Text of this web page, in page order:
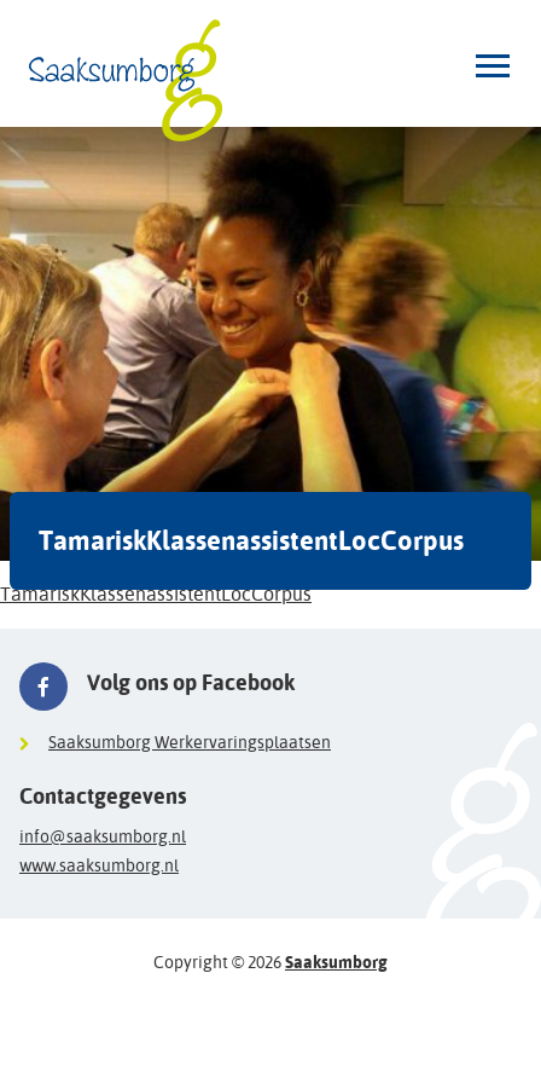
TamariskKlassenassistentLocCorpus
TamariskKlassenassistentLocCorpus
Volg ons op Facebook
Saaksumborg Werkervaringsplaatsen
Contactgegevens
info@saaksumborg.nl
www.saaksumborg.nl
Copyright © 2026Saaksumborg